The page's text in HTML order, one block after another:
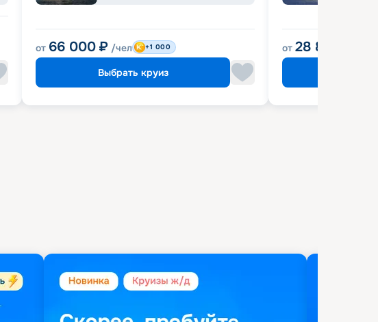
от 66 000 ₽ /чел +1 000
Выбрать круиз
от 28 800